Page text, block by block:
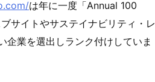
は年に一度「Annual 100
サイトやサステイナビリティ・レ
企業を選出しランク付けしていま